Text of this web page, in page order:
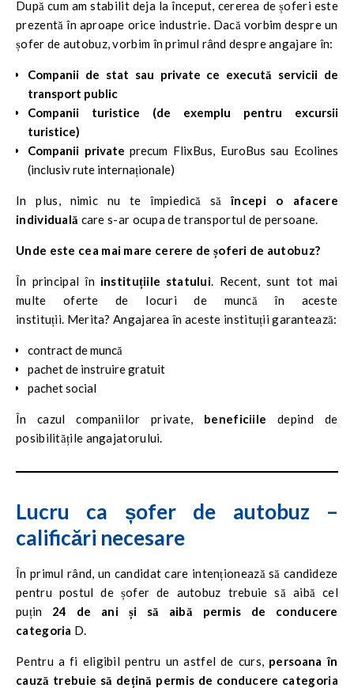
După cum am stabilit deja la început, cererea de șoferi este
prezentă în aproape orice industrie. Dacă vorbim despre un
șofer de autobuz, vorbim în primul rând despre angajare în:
Companii de stat sau private ce execută servicii de
transport public
Companii turistice (de exemplu pentru excursii
turistice)
Companii private precum FlixBus, EuroBus sau Ecolines
(inclusiv rute internaționale)
In plus, nimic nu te împiedică săîncepi o afacere
individuală care s-ar ocupa de transportul de persoane.
Unde este cea mai mare cerere de șoferi de autobuz?
În principal în instituțiile statului. Recent, sunt tot mai
multe oferte de locuri de muncă în aceste
instituții. Merita? Angajarea în aceste instituții garantează:
contract de muncă
pachet de instruire gratuit
pachet social
În cazul companiilor private, beneficiile depind de
posibilitățile angajatorului.
Lucru ca șofer de autobuz –
calificări necesare
În primul rând, un candidat care intenționează să candideze
pentru postul de șofer de autobuz trebuie să aibă cel
puțin 24 de ani și să aibă permis de conducere
categoria D.
Pentru a fi eligibil pentru un astfel de curs, persoana în
cauză trebuie să dețină permis de conducere categoria